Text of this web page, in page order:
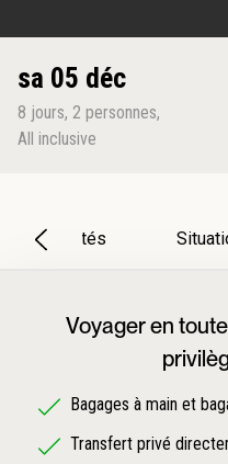
sa 05 déc
8 jours, 2 personnes,
All inclusive
Particularités
Voyager en
Bagages à main et
Transfert privé